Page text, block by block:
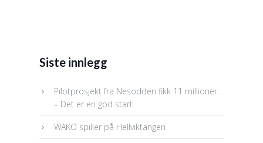
Siste innlegg
Pilotprosjekt fra Nesodden fikk 11 millioner:
– Det er en god start
WAKO spiller på Hellviktangen